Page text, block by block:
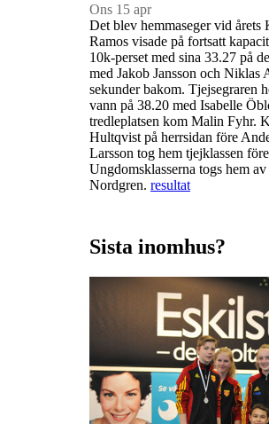
Ons 15 apr
Det blev hemmaseger vid
Ramos visade på fortsatt
10k-perset med sina 33.27 på
med Jakob Jansson och Niklas
sekunder bakom. Tjejsegraren
vann på 38.20 med Isabelle
tredleplatsen kom Malin Fyhr.
Hultqvist på herrsidan före
Larsson tog hem tjejklassen
Ungdomsklasserna togs hem
Nordgren. resultat
Sista inomhus?